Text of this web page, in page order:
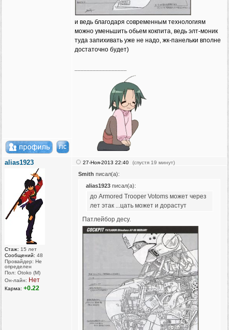
и ведь благодаря современным технологиям
можно уменьшить обьем кокпита, ведь элт-моник
туда запихивать уже не надо, жк-панельки вполне
достаточно будет)
alias1923
Стаж: 15 лет
Сообщений: 48
Провайдер: Не
определен
Пол: Otoko (M)
Он-лайн: Нет
Карма: +0.22
27-Ноя-2013 22:40 (спустя 19 минут)
Smith писал(а):
alias1923писал(а):
до Armored Trooper Votoms может через
лет этак ...цать может и дорастут
Патлейбор десу.